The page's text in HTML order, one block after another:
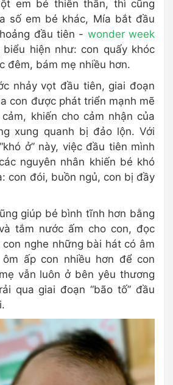
em bé thiên thần, thì cũng
số em bé khác, Mía bắt đầu
đầu tiên - wonder week
hiện như: con quấy khóc
đêm, bám mẹ nhiều hơn.
nhảy vọt đầu tiên, giai đoạn
con được phát triển mạnh mẽ
khiến cho cảm nhận của
xung quanh bị đảo lộn. Với
ở” này, việc đầu tiên mình
nguyên nhân khiến bé khó
con đói, buồn ngủ, con bị đầy
giúp bé bình tĩnh hơn bằng
tắm nước ấm cho con, đọc
nghe những bài hát có âm
ấp con nhiều hơn để con
vẫn luôn ở bên yêu thương
qua giai đoạn “bão tố” đầu